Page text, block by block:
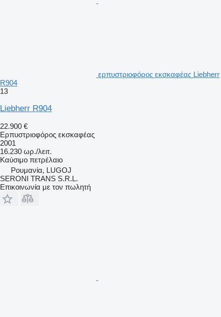
ερπυστριοφόρος εκσκαφέας Liebherr
R904
13
Liebherr R904
22.900 €
Ερπυστριοφόρος εκσκαφέας
2001
16.230 ωρ./λειτ.
Καύσιμο πετρέλαιο
Ρουμανία, LUGOJ
SERONI TRANS S.R.L.
Επικοινωνία με τον πωλητή